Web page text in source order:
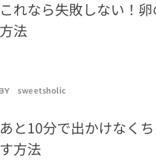
れなら失敗しない！
法
sweetsholic
と10分で出かけなくち
方法